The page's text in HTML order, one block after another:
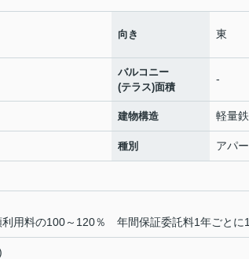
向き 東
バルコニー
(テラス)面積
-
建物構造 軽量
種別 アパ
用料の100～120％ 年間保証委託料1年ごとに